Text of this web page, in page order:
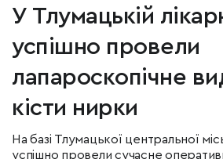
У Тлумацькій
успішно провели
лапароскопічне
кісти нирки
На базі Тлумацької центральної
успішно провели сучасне